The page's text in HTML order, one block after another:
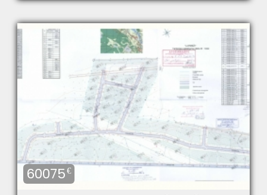
60075€